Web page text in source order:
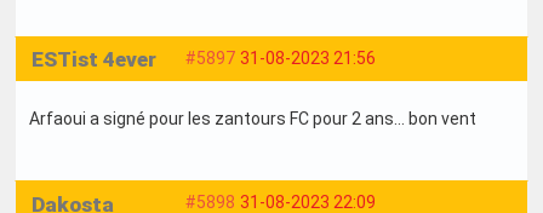
#5897 31-08-2023 21:56
ESTist 4ever
Arfaoui a signé pour les zantours FC pour 2 ans… bon vent
#5898 31-08-2023 22:09
Dakosta